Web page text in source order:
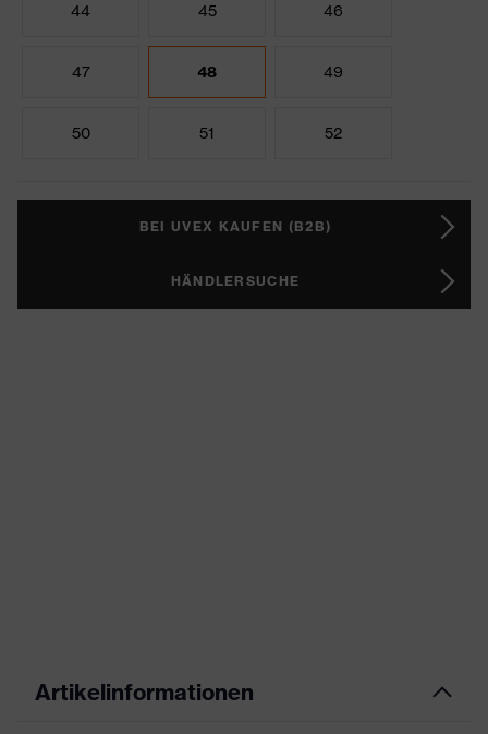
44 45 46
47 48 49
50 51 52
BEI UVEX KAUFEN (B2B)
HÄNDLERSUCHE
Artikelinformationen